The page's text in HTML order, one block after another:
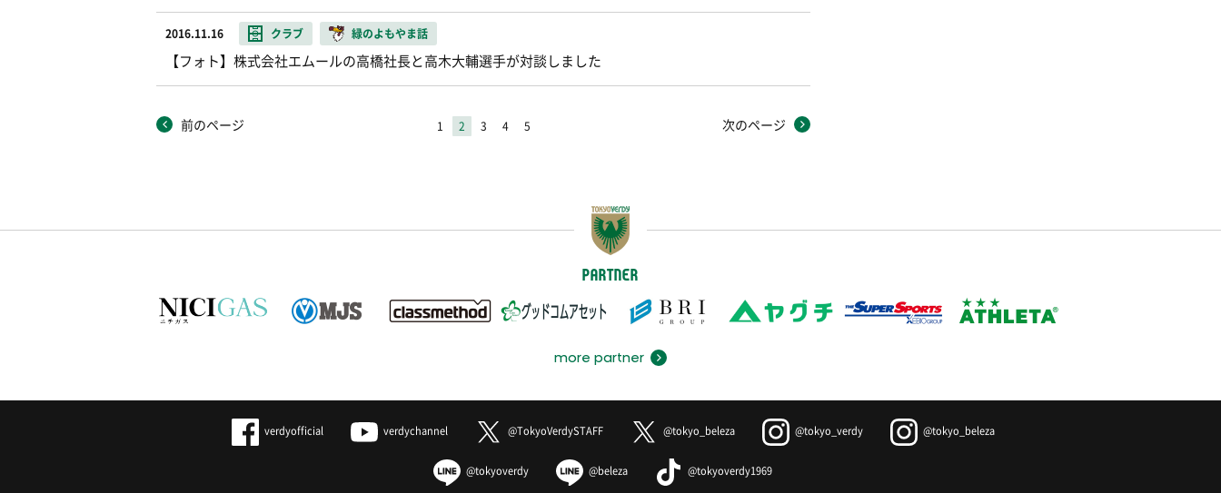
2016.11.16 クラブ 緑のよもやま話
【フォト】株式会社エムールの高橋社長と高木大輔選手が対談しました
前のページ 1 2 3 4 5 次のページ
PARTNER
more partner
verdyofficial verdychannel @TokyoVerdySTAFF @tokyo_beleza @tokyo_verdy @tokyo_beleza
@tokyoverdy @beleza @tokyoverdy1969